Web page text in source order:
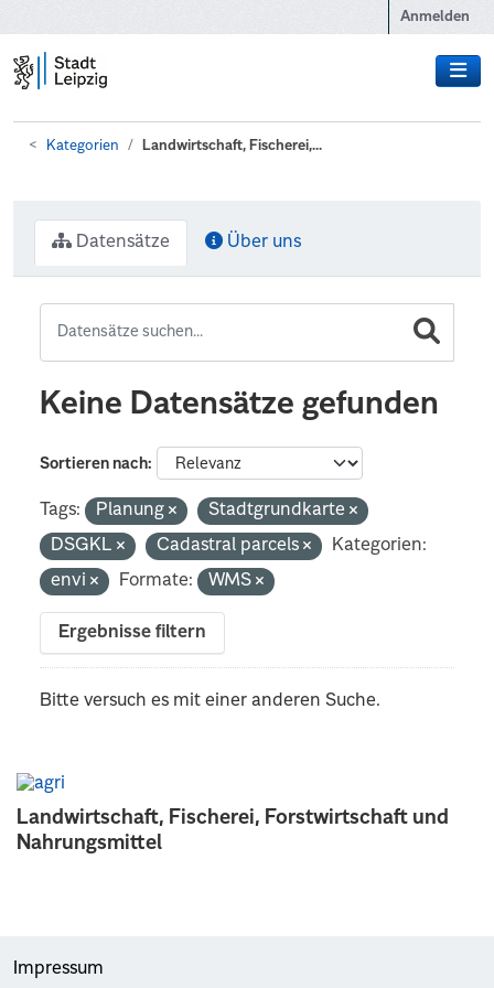
Anmelden
Kategorien Landwirtschaft, Fischerei,...
Landwirtschaft, Fischerei, Forstwirtschaft und
Nahrungsmittel
Datensätze Über uns
Keine Datensätze gefunden
Sortieren nach
Tags: Planung
Stadtgrundkarte
DSGKL
Cadastral parcels
Kategorien:
envi
Formate: WMS
Ergebnisse filtern
Bitte versuch es mit einer anderen Suche.
Impressum